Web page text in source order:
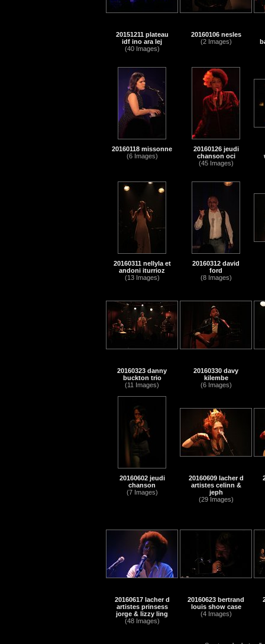
20151211 plateau
idf ino ara lej
(40 Images)
20160106 nesles
(2 Images)
20160118 missonne
(6 Images)
20160126 jeudi
chanson oci
(45 Images)
20160311 nellyla et
andoni iturrioz
(13 Images)
20160312 david
ford
(8 Images)
20160323 danny
buckton trio
(11 Images)
20160330 davy
kilembe
(6 Images)
20160602 jeudi
chanson
(7 Images)
20160609 lacher d
artistes celinn &
jeph
(29 Images)
20160617 lacher d
artistes prinsess
jorge & lizzy ling
(48 Images)
20160623 bertrand
louis show case
(4 Images)